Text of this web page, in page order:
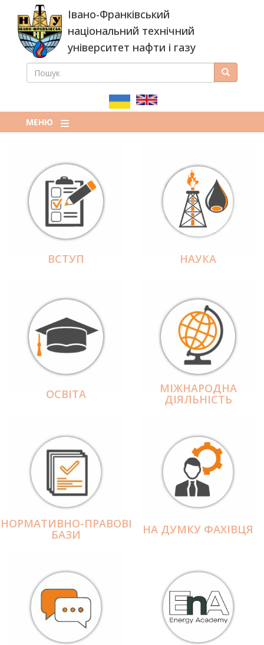
основного
вмісту
Івано-Франківський
національний технічний
університет нафти і газу
ПОШУКОВА
ПОШУК Пошук
МЕНЮ
ВСТУП НАУКА
ОСВІТА МІЖНАРОДНА
ДІЯЛЬНІCТЬ
НОРМАТИВНО-ПРАВОВІ
БАЗИ НА ДУМКУ ФАХІВЦЯ